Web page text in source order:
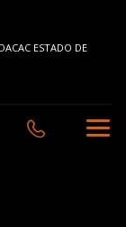
ESTADO DE